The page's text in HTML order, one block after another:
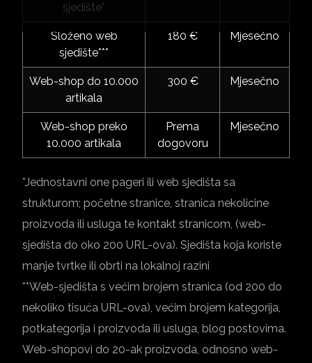
sjedište*
Složeno web
sjedište***
180 € Mjesečno
Web-shop do 10.000
artikala
300 € Mjesečno
Web-shop preko
10.000 artikala
Prema
dogovoru
Mjesečno
*Jednostavni one pageri ili web sjedišta sa
strukturom; početne stranice, stranica nekolicine
proizvoda ili usluga te kontakt stranicom, (web-
sjedišta do oko 200 URL-ova). Sjedišta koja koriste
manje tvrtke ili obrti na lokalnoj razini
**Web-sjedišta s većim brojem stranica (od 200 do
nekoliko tisuća URL-ova), većim brojem kategorija,
potkategorija i proizvoda ili usluga, blog postovima.
Web-shopovi do 20-ak proizvoda, odnosno web-